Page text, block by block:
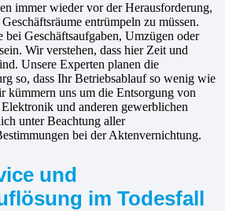
immer wieder vor der Herausforderung,
entrümpeln zu müssen.
bei Geschäftsaufgaben, Umzügen oder
Wir verstehen, dass hier Zeit und
Unsere Experten planen die
so, dass Ihr Betriebsablauf so wenig wie
kümmern uns um die Entsorgung von
und anderen gewerblichen
unter Beachtung aller
bei der Aktenvernichtung.
und
im Todesfall